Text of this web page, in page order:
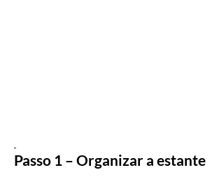
Passo 1 – Organizar a estante